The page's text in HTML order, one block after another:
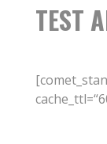
TEST